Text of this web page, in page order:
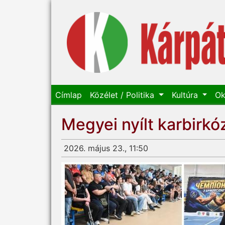
Címlap Közélet / Politika Kultúra
Megyei nyílt
2026. május 23., 11:50